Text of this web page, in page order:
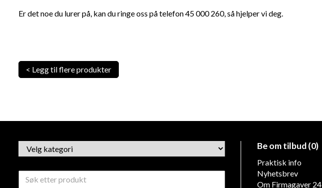
Er det noe du lurer på, kan du ringe oss på telefon 45 000 260, så hjelper vi deg.
< Legg til flere produkter
Be om tilbud (0)
Praktisk info
Nyhetsbrev
Om Firmagaver 24